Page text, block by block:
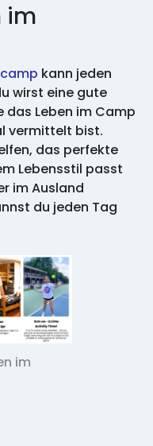
im
kann jeden
wirst eine gute
das Leben im Camp
vermittelt bist.
das perfekte
Lebensstil passt
im Ausland
du jeden Tag
im